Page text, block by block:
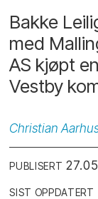
Bakke
med
AS kjøpt
Vestby
Christian
PUBLISERT
SIST OPPDATERT